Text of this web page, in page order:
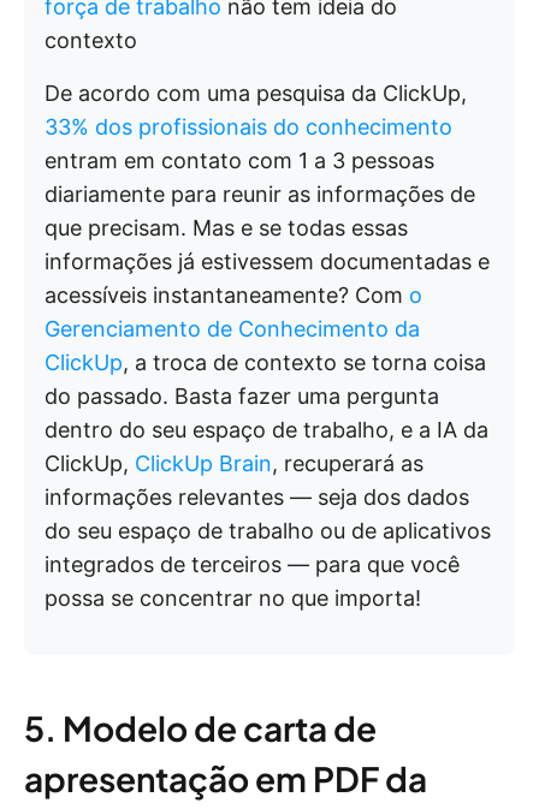
força de trabalho não tem ideia do
contexto
De acordo com uma pesquisa da ClickUp,
33% dos profissionais do conhecimento
entram em contato com 1 a 3 pessoas
diariamente para reunir as informações de
que precisam. Mas e se todas essas
informações já estivessem documentadas e
acessíveis instantaneamente? Com o
Gerenciamento de Conhecimento da
ClickUp, a troca de contexto se torna coisa
do passado. Basta fazer uma pergunta
dentro do seu espaço de trabalho, e a IA da
ClickUp, ClickUp Brain, recuperará as
informações relevantes — seja dos dados
do seu espaço de trabalho ou de aplicativos
integrados de terceiros — para que você
possa se concentrar no que importa!
5. Modelo de carta de
apresentação em PDF da